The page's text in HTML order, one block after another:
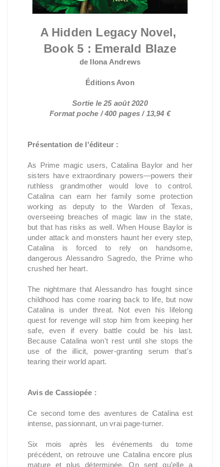
A Hidden Legacy Novel,
Book 5 : Emerald Blaze
de Ilona Andrews
Éditions Avon
Sortie le 25 août 2020
Format poche / 400 pages / 13,94 €
Présentation de l'éditeur :
As Prime magic users, Catalina Baylor and her
sisters have extraordinary powers—powers their
ruthless grandmother would love to control.
Catalina can earn her family some protection
working as deputy to the Warden of Texas,
overseeing breaches of magic law in the state,
but that has risks as well. When House Baylor is
under attack and monsters haunt her every step,
Catalina is forced to rely on handsome,
dangerous Alessandro Sagredo, the Prime who
crushed her heart.
The nightmare that Alessandro has fought since
childhood has come roaring back to life, but now
Catalina is under threat. Not even his lifelong
quest for revenge will stop him from keeping her
safe, even if every battle could be his last.
Because Catalina won't rest until she stops the
use of the illicit, power-granting serum that's
tearing their world apart.
Avis de Cassiopée :
Ce second tome des aventures de Catalina est
intense, passionnant, un vrai page-turner.
Six mois après les événements du tome
précédent, on retrouve une Catalina encore plus
mature et plus déterminée. On sent qu’elle a